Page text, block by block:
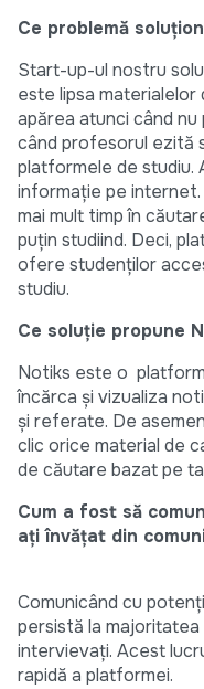
Ce problemă
Start-up-ul nostru
este lipsa materialelor
apărea atunci când
când profesorul ezită
platformele de studiu.
informație pe
mai mult timp în
puțin studiind. Deci,
ofere studenților
studiu.
Ce soluție propune
Notiks este o
încărca și vizualiza
și referate. De
clic orice material de
de căutare bazat pe
Cum a fost să
ați învățat din
Comunicând cu
persistă la
intervievați. Acest
rapidă a platformei.